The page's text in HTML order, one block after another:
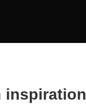
inspiration